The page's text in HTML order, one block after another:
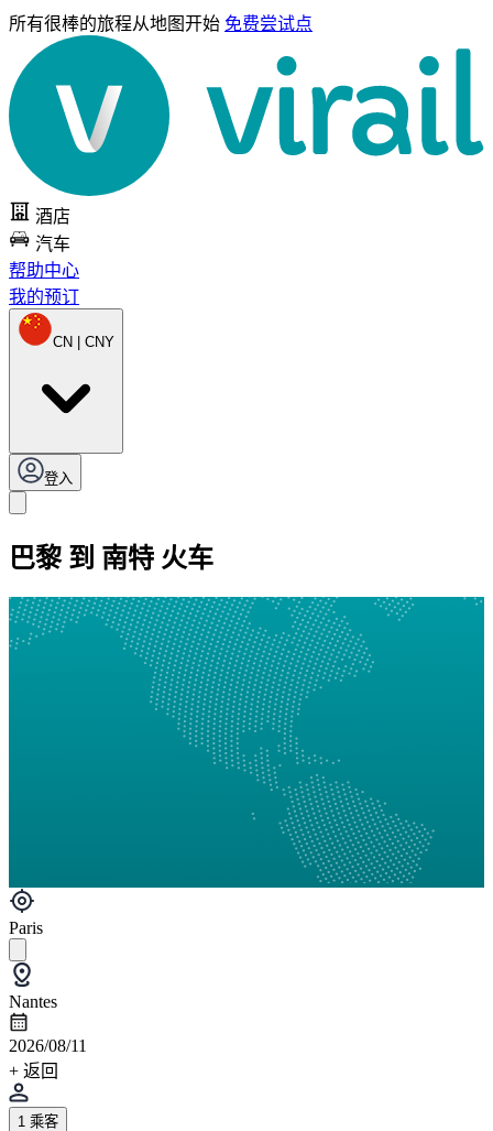
所有很棒的旅程从地图开始 免费尝试点
酒店
汽车
帮助中心
我的预订
CN | CNY
登入
巴黎 到 南特 火车
Paris
Nantes
2026/08/11
+ 返回
1 乘客